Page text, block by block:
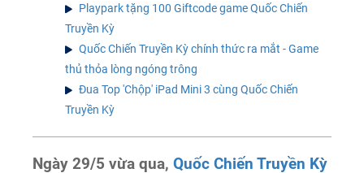
Playpark tặng 100 Giftcode game Quốc Chiến
Truyền Kỳ
Quốc Chiến Truyền Kỳ chính thức ra mắt - Game
thủ thỏa lòng ngóng trông
Đua Top 'Chộp' iPad Mini 3 cùng Quốc Chiến
Truyền Kỳ
Ngày 29/5 vừa qua,Quốc Chiến Truyền Kỳ